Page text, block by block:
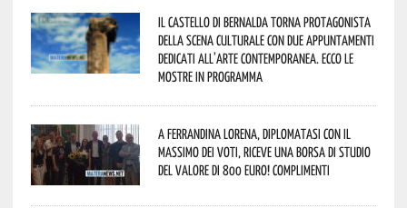
Il Castello di Bernalda torna protagonista
della scena culturale con due appuntamenti
dedicati all’arte contemporanea. Ecco le
mostre in programma
A Ferrandina Lorena, diplomatasi con il
massimo dei voti, riceve una borsa di studio
del valore di 800 euro! Complimenti